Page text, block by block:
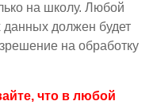
на школу. Любой
данных должен будет
на обработку
что в любой